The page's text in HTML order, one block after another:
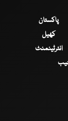
پاکستان
کھیل
انٹرٹینمنٹ